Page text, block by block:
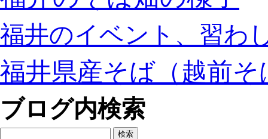
福井のイベント、習わ
福井県産そば（越前そ
ブログ内検索